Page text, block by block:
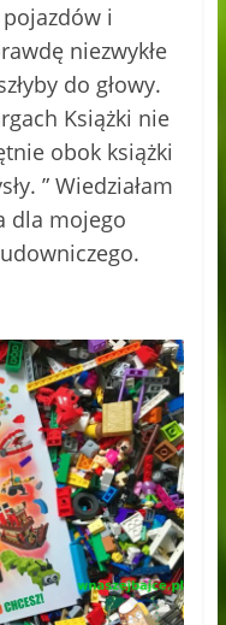
i
niezwykłe
do głowy.
Książki nie
obok książki
” Wiedziałam
dla mojego